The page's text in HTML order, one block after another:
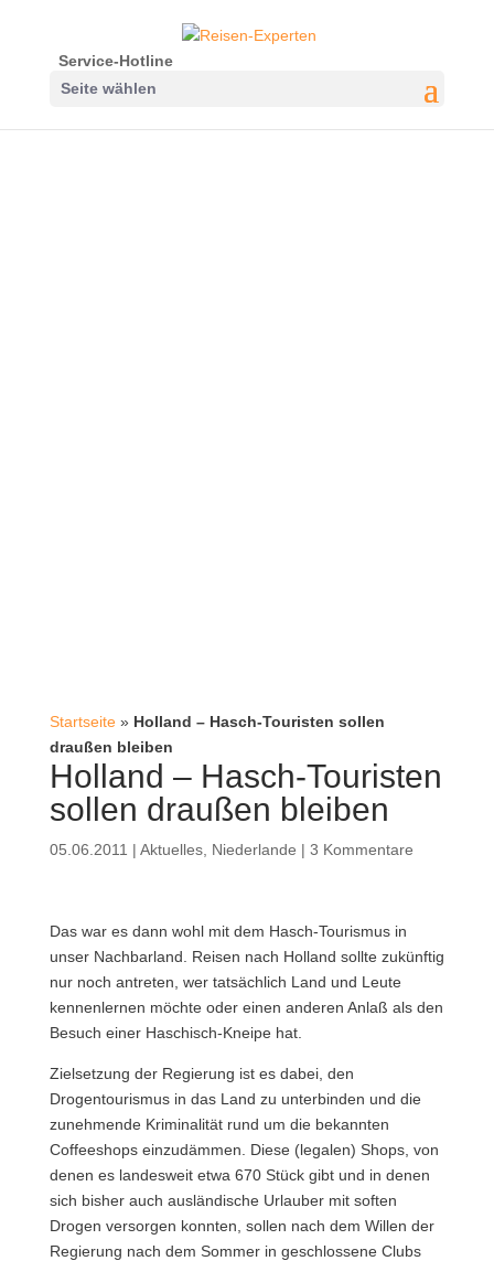
Service-Hotline
Seite wählen
Startseite» Holland – Hasch-Touristen sollen
draußen bleiben
Holland – Hasch-Touristen
sollen draußen bleiben
05.06.2011 | Aktuelles, Niederlande | 3 Kommentare
Das war es dann wohl mit dem Hasch-Tourismus in
unser Nachbarland. Reisen nach Holland sollte zukünftig
nur noch antreten, wer tatsächlich Land und Leute
kennenlernen möchte oder einen anderen Anlaß als den
Besuch einer Haschisch-Kneipe hat.
Zielsetzung der Regierung ist es dabei, den
Drogentourismus in das Land zu unterbinden und die
zunehmende Kriminalität rund um die bekannten
Coffeeshops einzudämmen. Diese (legalen) Shops, von
denen es landesweit etwa 670 Stück gibt und in denen
sich bisher auch ausländische Urlauber mit soften
Drogen versorgen konnten, sollen nach dem Willen der
Regierung nach dem Sommer in geschlossene Clubs